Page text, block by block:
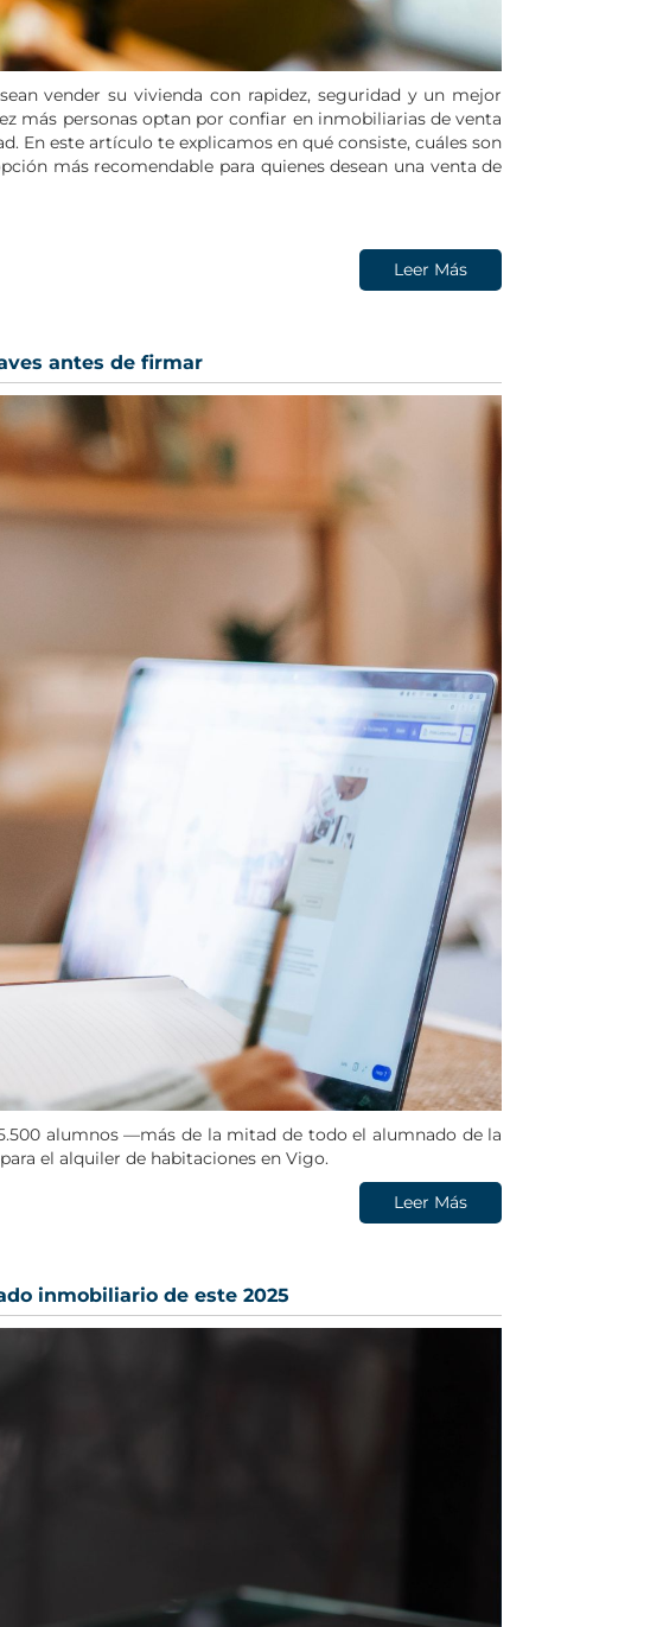
vender su vivienda con rapidez, seguridad y un mejor
más personas optan por confiar en inmobiliarias de venta
En este artículo te explicamos en qué consiste, cuáles son
más recomendable para quienes desean una venta de
Leer Más
antes de firmar
alumnos —más de la mitad de todo el alumnado de la
el alquiler de habitaciones en Vigo.
Leer Más
inmobiliario de este 2025